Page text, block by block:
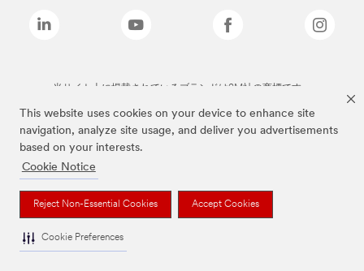
This website uses cookies on your device to enhance site
navigation, analyze site usage, and deliver you advertisements
based on your interests.
Cookie Notice
Reject Non-Essential Cookies Accept Cookies
Cookie Preferences
当サイト上に掲載されているブランドは3M社の商標です。